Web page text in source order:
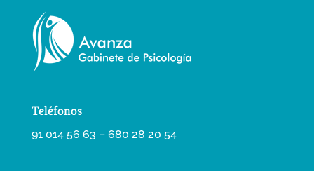
Teléfonos
91 014 56 63 – 680 28 20 54